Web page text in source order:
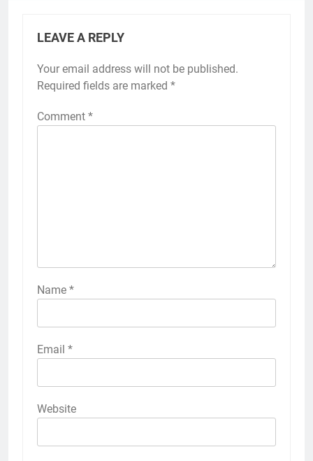
LEAVE A REPLY
Your email address will not be published.
Required fields are marked *
Comment *
Name *
Email *
Website